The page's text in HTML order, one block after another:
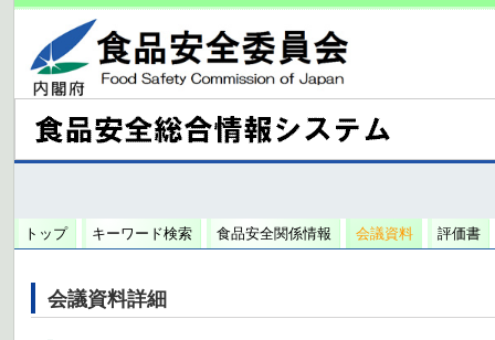
トップ キーワード検索 食品安全関係情報 会議資料 評価書
会議資料詳細